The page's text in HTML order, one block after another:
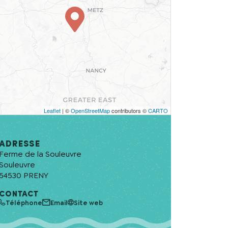
Leaflet| ©OpenStreetMapcontributors ©CARTO
Ferme de la Souleuvre
54530 PRENY
CONTACT
Téléphone Email Site web